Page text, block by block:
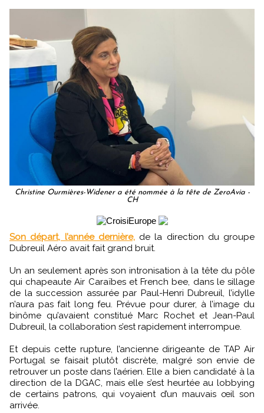
Christine Ourmières-Widener a été nommée à la tête de ZeroAvia -
CH
Son départ, l’année dernière,de la direction du groupe
Dubreuil Aéro avait fait grand bruit.
Un an seulement après son intronisation à la tête du pôle
qui chapeaute Air Caraïbes et French bee, dans le sillage
de la succession assurée par Paul-Henri Dubreuil, l’idylle
n’aura pas fait long feu. Prévue pour durer, à l’image du
binôme qu’avaient constitué Marc Rochet et Jean-Paul
Dubreuil, la collaboration s’est rapidement interrompue.
Et depuis cette rupture, l’ancienne dirigeante de TAP Air
Portugal se faisait plutôt discrète, malgré son envie de
retrouver un poste dans l’aérien. Elle a bien candidaté à la
direction de la DGAC, mais elle s’est heurtée au lobbying
de certains patrons, qui voyaient d’un mauvais œil son
arrivée.